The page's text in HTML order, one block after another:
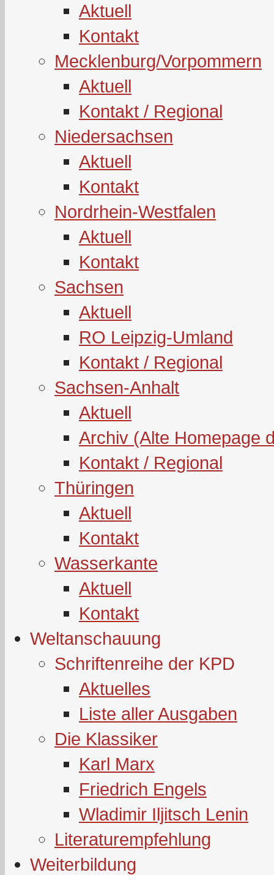
Aktuell
Kontakt
Mecklenburg/Vorpommern
Aktuell
Kontakt / Regional
Niedersachsen
Aktuell
Kontakt
Nordrhein-Westfalen
Aktuell
Kontakt
Sachsen
Aktuell
RO Leipzig-Umland
Kontakt / Regional
Sachsen-Anhalt
Aktuell
Archiv (Alte Homepage
Kontakt / Regional
Thüringen
Aktuell
Kontakt
Wasserkante
Aktuell
Kontakt
Weltanschauung
Schriftenreihe der KPD
Aktuelles
Liste aller Ausgaben
Die Klassiker
Karl Marx
Friedrich Engels
Wladimir Iljitsch Lenin
Literaturempfehlung
Weiterbildung